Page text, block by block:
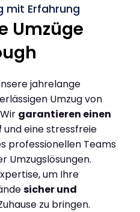
mit Erfahrung
Umzüge
jahrelange
Umzug von
garantieren einen
und eine stressfreie
professionellen Teams
Umzugslösungen.
um Ihre
sicher und
zu bringen.